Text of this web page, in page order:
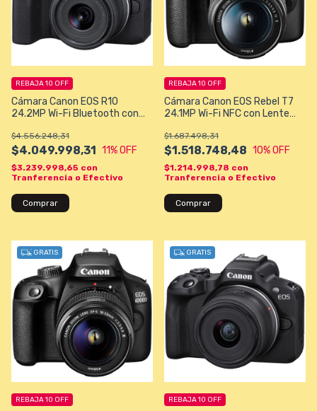
Cámara Canon EOS R10
24.2MP Wi-Fi Bluetooth con
6.3 IS STM - Negra
$4.049.998,31
$4.556.248,31
11% OFF
REBAJA 10 OFF
$3.239.998,65 con
Tranferencia o Efectivo
Cámara Canon EOS Rebel T7
24.1MP Wi-Fi NFC con Lente
$1.518.748,48
$1.687.498,31
10% OFF
REBAJA 10 OFF
$1.214.998,78 con
Tranferencia o Efectivo
GRATIS
REBAJA 10 OFF
GRATIS
REBAJA 10 OFF